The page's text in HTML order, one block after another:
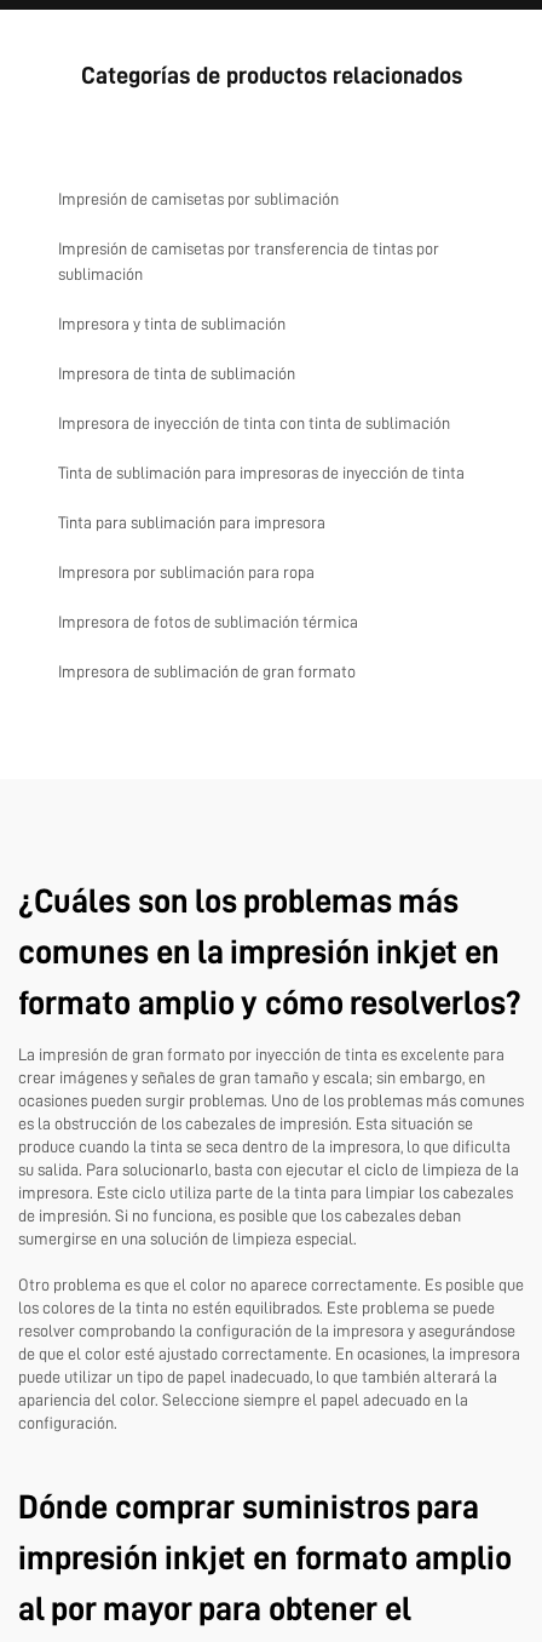
Categorías de productos relacionados
Impresión de camisetas por sublimación
Impresión de camisetas por transferencia de tintas por
sublimación
Impresora y tinta de sublimación
Impresora de tinta de sublimación
Impresora de inyección de tinta con tinta de sublimación
Tinta de sublimación para impresoras de inyección de tinta
Tinta para sublimación para impresora
Impresora por sublimación para ropa
Impresora de fotos de sublimación térmica
Impresora de sublimación de gran formato
¿Cuáles son los problemas más
comunes en la impresión inkjet en
formato amplio y cómo resolverlos?
La impresión de gran formato por inyección de tinta es excelente para
crear imágenes y señales de gran tamaño y escala; sin embargo, en
ocasiones pueden surgir problemas. Uno de los problemas más comunes
es la obstrucción de los cabezales de impresión. Esta situación se
produce cuando la tinta se seca dentro de la impresora, lo que dificulta
su salida. Para solucionarlo, basta con ejecutar el ciclo de limpieza de la
impresora. Este ciclo utiliza parte de la tinta para limpiar los cabezales
de impresión. Si no funciona, es posible que los cabezales deban
sumergirse en una solución de limpieza especial.
Otro problema es que el color no aparece correctamente. Es posible que
los colores de la tinta no estén equilibrados. Este problema se puede
resolver comprobando la configuración de la impresora y asegurándose
de que el color esté ajustado correctamente. En ocasiones, la impresora
puede utilizar un tipo de papel inadecuado, lo que también alterará la
apariencia del color. Seleccione siempre el papel adecuado en la
configuración.
Dónde comprar suministros para
impresión inkjet en formato amplio
al por mayor para obtener el